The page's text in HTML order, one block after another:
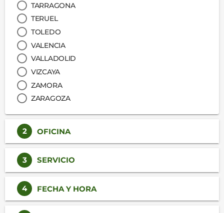
TARRAGONA
TERUEL
TOLEDO
VALENCIA
VALLADOLID
VIZCAYA
ZAMORA
ZARAGOZA
2 OFICINA
3 SERVICIO
4 FECHA Y HORA